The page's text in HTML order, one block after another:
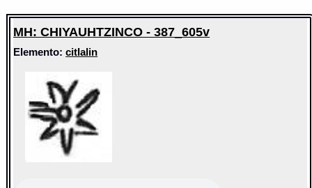
MH: CHIYAUHTZINCO - 387_605v
Elemento:citlalin